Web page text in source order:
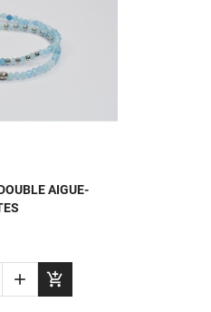
RAPIDEAIGUE-
 